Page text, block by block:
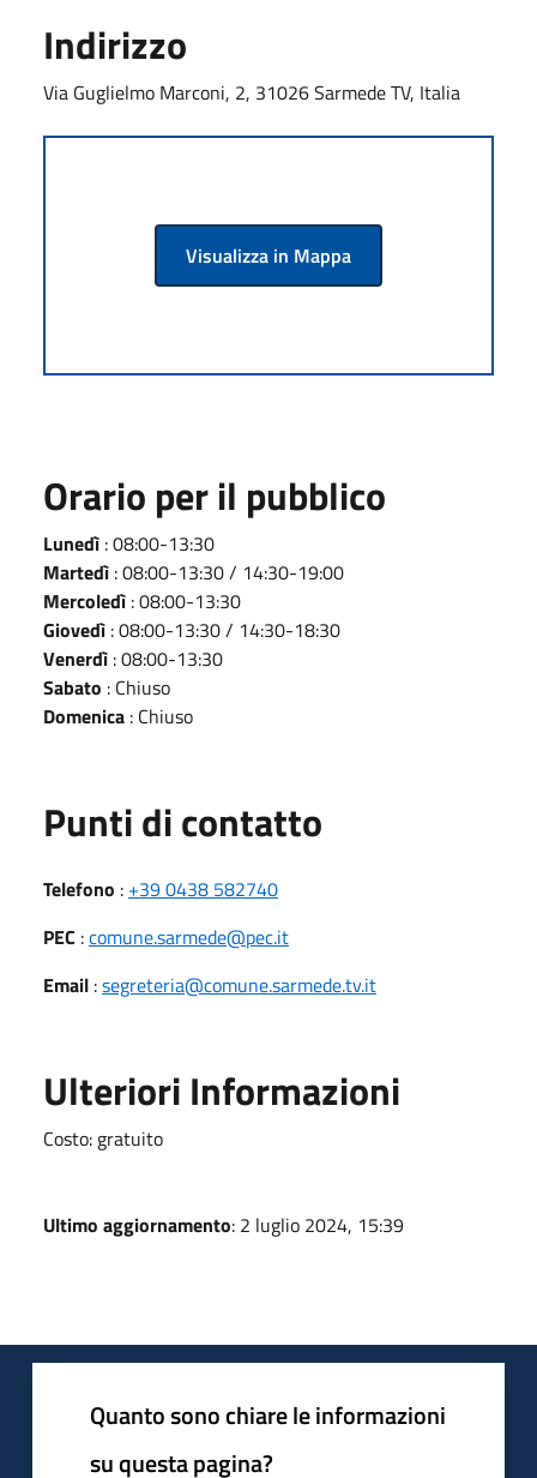
Indirizzo
Via Guglielmo Marconi, 2, 31026 Sarmede TV, Italia
Visualizza in Mappa
Orario per il pubblico
Lunedì : 08:00-13:30
Martedì : 08:00-13:30 / 14:30-19:00
Mercoledì : 08:00-13:30
Giovedì : 08:00-13:30 / 14:30-18:30
Venerdì : 08:00-13:30
Sabato : Chiuso
Domenica : Chiuso
Punti di contatto
Telefono : +39 0438 582740
PEC :comune.sarmede@pec.it
Email :segreteria@comune.sarmede.tv.it
Ulteriori Informazioni
Costo: gratuito
Ultimo aggiornamento: 2 luglio 2024, 15:39
Quanto sono chiare le informazioni
su questa pagina?